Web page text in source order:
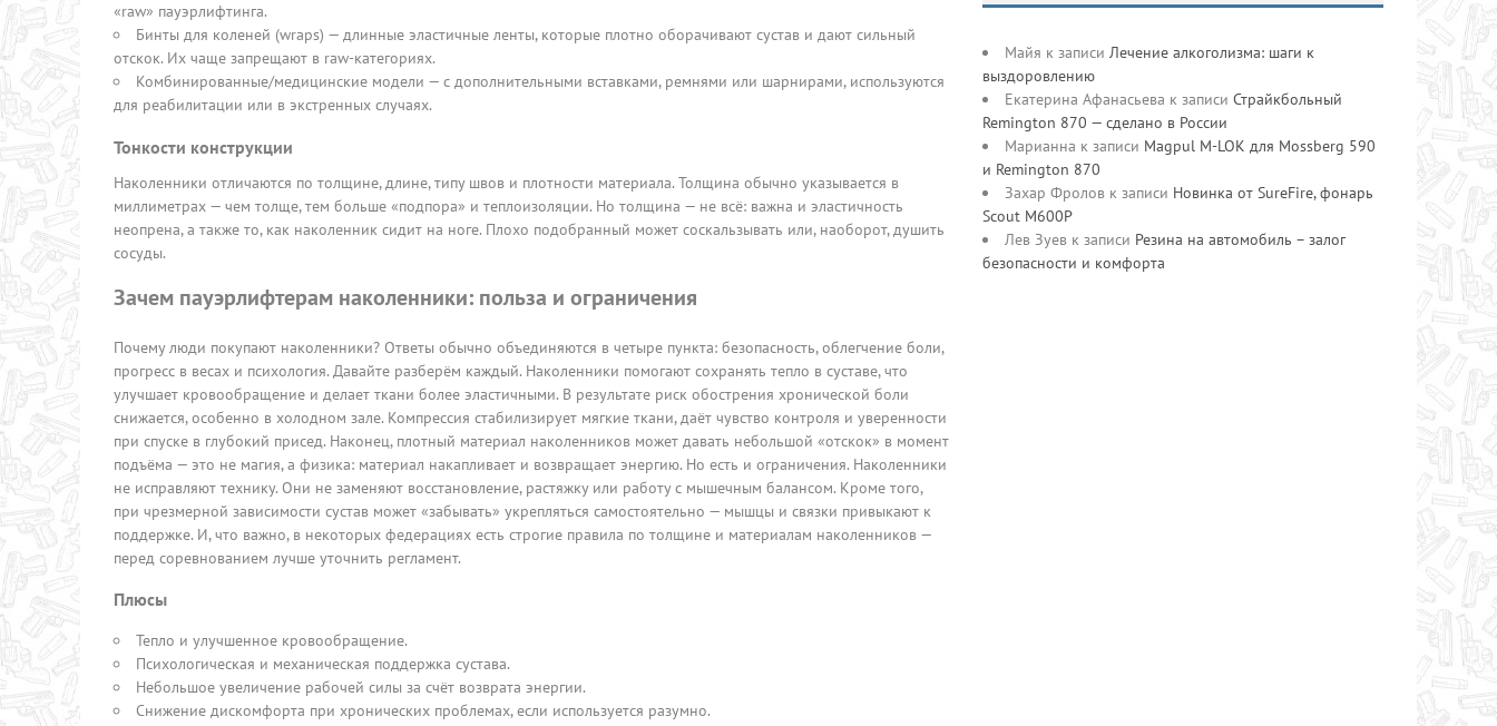
«raw» пауэрлифтинга.
Бинты для коленей (wraps) — длинные эластичные ленты, которые плотно оборачивают сустав и дают сильный
отскок. Их чаще запрещают в raw-категориях.
Комбинированные/медицинские модели — с дополнительными вставками, ремнями или шарнирами, используются
для реабилитации или в экстренных случаях.
Тонкости конструкции
Наколенники отличаются по толщине, длине, типу швов и плотности материала. Толщина обычно указывается в
миллиметрах — чем толще, тем больше «подпора» и теплоизоляции. Но толщина — не всё: важна и эластичность
неопрена, а также то, как наколенник сидит на ноге. Плохо подобранный может соскальзывать или, наоборот, душить
сосуды.
Зачем пауэрлифтерам наколенники: польза и ограничения
Почему люди покупают наколенники? Ответы обычно объединяются в четыре пункта: безопасность, облегчение боли,
прогресс в весах и психология. Давайте разберём каждый. Наколенники помогают сохранять тепло в суставе, что
улучшает кровообращение и делает ткани более эластичными. В результате риск обострения хронической боли
снижается, особенно в холодном зале. Компрессия стабилизирует мягкие ткани, даёт чувство контроля и уверенности
при спуске в глубокий присед. Наконец, плотный материал наколенников может давать небольшой «отскок» в момент
подъёма — это не магия, а физика: материал накапливает и возвращает энергию. Но есть и ограничения. Наколенники
не исправляют технику. Они не заменяют восстановление, растяжку или работу с мышечным балансом. Кроме того,
при чрезмерной зависимости сустав может «забывать» укрепляться самостоятельно — мышцы и связки привыкают к
поддержке. И, что важно, в некоторых федерациях есть строгие правила по толщине и материалам наколенников —
перед соревнованием лучше уточнить регламент.
Плюсы
Тепло и улучшенное кровообращение.
Психологическая и механическая поддержка сустава.
Небольшое увеличение рабочей силы за счёт возврата энергии.
Снижение дискомфорта при хронических проблемах, если используется разумно.
Майя к записи Лечение алкоголизма: шаги к
выздоровлению
Екатерина Афанасьева к записи Страйкбольный
Remington 870 — сделано в России
Марианна к записи Magpul M-LOK для Mossberg 590
и Remington 870
Захар Фролов к записи Новинка от SureFire, фонарь
Scout M600P
Лев Зуев к записи Резина на автомобиль – залог
безопасности и комфорта